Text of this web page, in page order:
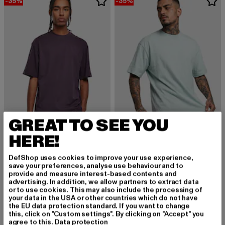
URBAN CLASSICS
Tall
12,99 EUR
Derzeitiger Preis: 12,99 EUR
19,99 EURAktionspreis: 19,99 EUR
URBAN CLASSICS
Tall
12,99 EUR
Derzeitiger Preis: 12,99 EUR
19,99 EUR
NEU -11%
GREAT TO SEE YOU
HERE!
DefShop uses cookies to improve your use experience,
save your preferences, analyse use behaviour and to
provide and measure interest-based contents and
advertising. In addition, we allow partners to extract data
or to use cookies. This may also include the processing of
your data in the USA or other countries which do not have
the EU data protection standard. If you want to change
this, click on "Custom settings". By clicking on "Accept" you
agree to this. Data protection